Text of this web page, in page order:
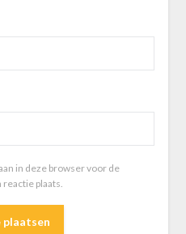
in deze browser voor de
plaats.